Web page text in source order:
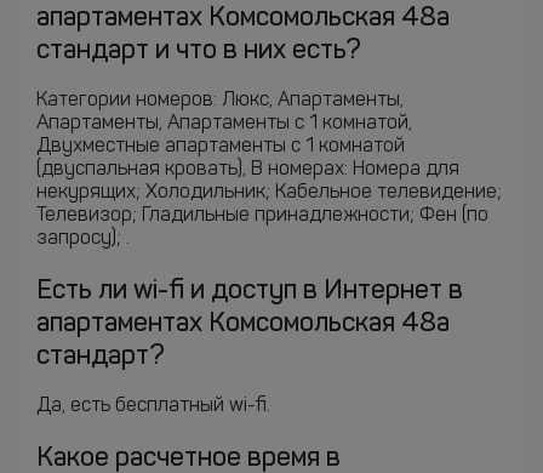
апартаментах Комсомольская 48а
стандарт и что в них есть?
Категории номеров: Люкс, Апартаменты,
Апартаменты, Апартаменты c 1 комнатой,
Двухместные апартаменты c 1 комнатой
(двуспальная кровать), В номерах: Номера для
некурящих; Холодильник; Кабельное телевидение;
Телевизор; Гладильные принадлежности; Фен (по
запросу); .
Есть ли wi-fi и доступ в Интернет в
апартаментах Комсомольская 48а
стандарт?
Да, есть бесплатный wi-fi.
Какое расчетное время в